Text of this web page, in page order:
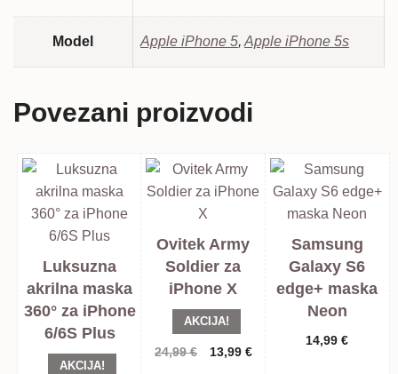
Model Apple iPhone 5,Apple iPhone 5s
Povezani proizvodi
Luksuzna
akrilna maska
360° za iPhone
6/6S Plus
AKCIJA!
Ovitek Army
Soldier za
iPhone X
AKCIJA!
24,99€
Izvorna
13,99 €Trenutna
Samsung
Galaxy S6
edge+ maska
Neon
14,99€